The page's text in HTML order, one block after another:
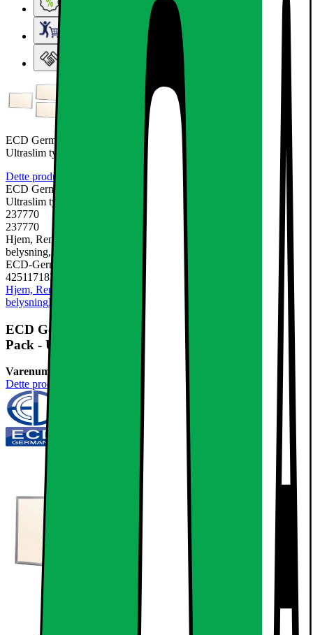
Ugens tilbud - og andre gode priser
Elgigantens Kundeklub
ECD Germany LED panel 36W - 60 x 60 cm - 3 er-Pack -
Ultraslim tynd - SMD 3014 -
Dette produkt er endnu ikke blevet bedømt.
ECD Germany LED panel 36W - 60 x 60 cm - 3 er-Pack -
Ultraslim tynd - SMD 3014 -
237770
237770
Hjem, Rengøring & Køkkenudstyr, El & belysning, Lamper &
belysning, LED-pære & elpære
ECD-Germany
4251171837858
Hjem, Rengøring & Køkkenudstyr
El & belysning
belysningLED-pære & elpære
ECD Germany LED panel 36W - 60 x 60 cm - 3 er-
Pack - Ultraslim tynd - SMD 3014 -
Varenummer:
Dette produkt er endnu ikke blevet bedømt.